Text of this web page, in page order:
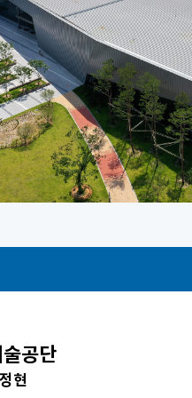
공단
현